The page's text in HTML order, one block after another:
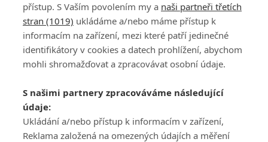
přístup. S Vaším povolením my a naši partneři třetích
stran (1019) ukládáme a/nebo máme přístup k
informacím na zařízení, mezi které patří jedinečné
identifikátory v cookies a datech prohlížení, abychom
mohli shromažďovat a zpracovávat osobní údaje.
S našimi partnery zpracováváme následující
údaje:
Ukládání a/nebo přístup k informacím v zařízení,
Reklama založená na omezených údajích a měření